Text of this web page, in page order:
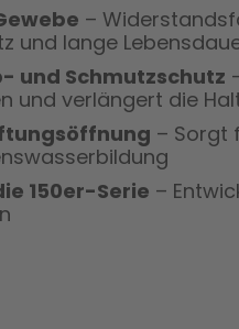
–
und lange
und Schmutzschutz
und verlängert die
– Sorgt
150er-Serie –